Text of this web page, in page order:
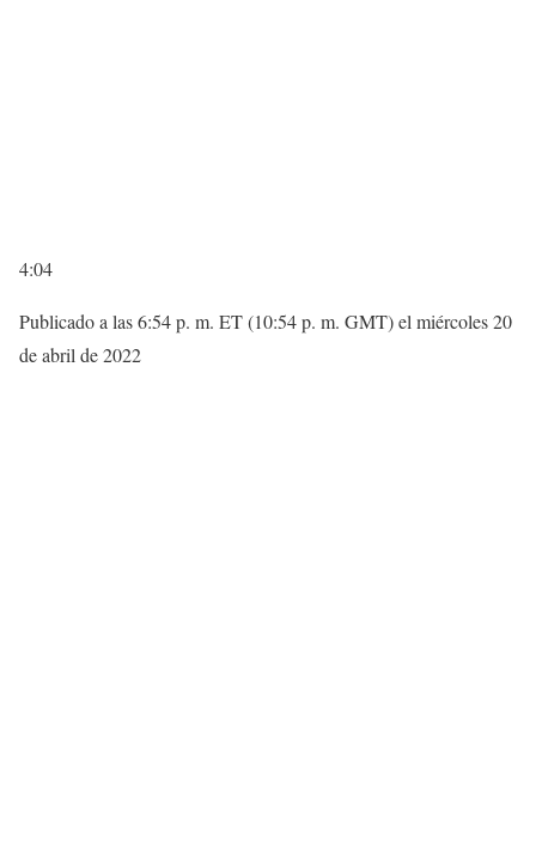
4:04
Publicado a las 6:54 p. m. ET (10:54 p. m. GMT) el miércoles 20
de abril de 2022